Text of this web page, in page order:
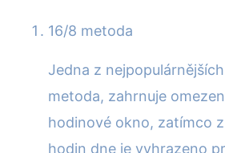
16/8 metoda
Jedna z
metoda, zahrnuje
hodinové okno, zatímco
hodin dne je vyhrazeno